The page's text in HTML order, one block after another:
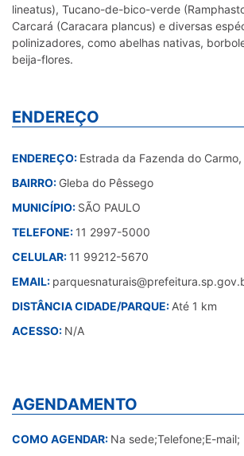
lineatus), Tucano-de-bico-verde
Carcará (Caracara plancus) e diversas
polinizadores, como abelhas nativas,
beija-flores.
ENDEREÇO
ENDEREÇO: Estrada da Fazenda do
BAIRRO: Gleba do Pêssego
MUNICÍPIO: SÃO PAULO
TELEFONE: 11 2997-5000
CELULAR: 11 99212-5670
EMAIL:
DISTÂNCIA CIDADE/PARQUE: Até 1 km
ACESSO: N/A
AGENDAMENTO
COMO AGENDAR: Na sede;Telefone;E-mail;